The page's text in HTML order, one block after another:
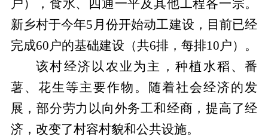
户），食水、四通一平及其他工程各一宗。
新乡村于今年5月份开始动工建设，目前已经
完成60户的基础建设（共6排，每排10户）。
该村经济以农业为主，种植水稻、番
薯、花生等主要作物。随着社会经济的发
展，部分劳力以向外务工和经商，提高了经
济，改变了村容村貌和公共设施。